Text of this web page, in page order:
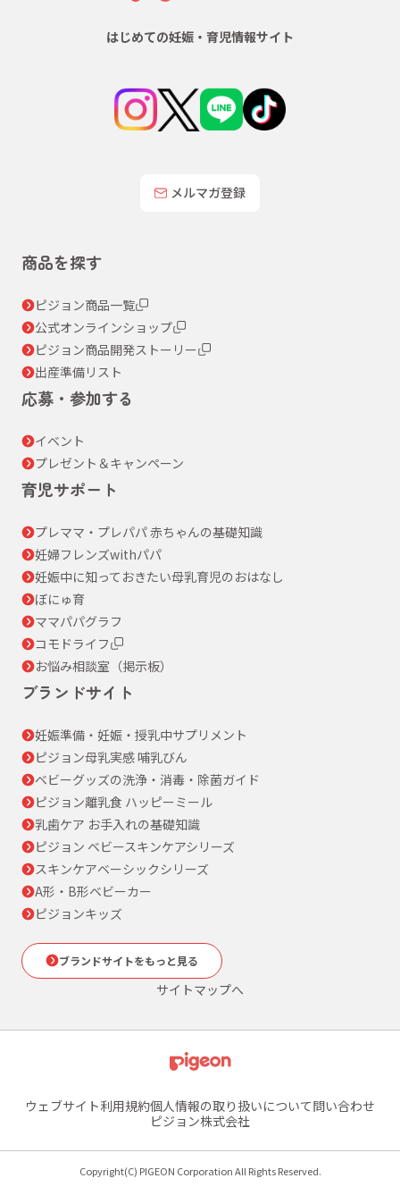
はじめての妊娠・育児情報サイト
メルマガ登録
商品を探す
ピジョン商品一覧
公式オンラインショップ
ピジョン商品開発ストーリー
出産準備リスト
応募・参加する
イベント
プレゼント＆キャンペーン
育児サポート
プレママ・プレパパ 赤ちゃんの基礎知識
妊婦フレンズwithパパ
妊娠中に知っておきたい母乳育児のおはなし
ぼにゅ育
ママパパグラフ
コモドライフ
お悩み相談室（掲示板）
ブランドサイト
妊娠準備・妊娠・授乳中サプリメント
ピジョン母乳実感 哺乳びん
ベビーグッズの洗浄・消毒・除菌ガイド
ピジョン離乳食 ハッピーミール
乳歯ケア お手入れの基礎知識
ピジョン ベビースキンケアシリーズ
スキンケアベーシックシリーズ
A形・B形ベビーカー
ピジョンキッズ
ブランドサイトをもっと見る
サイトマップへ
ウェブサイト利用規約個人情報の取り扱いについて問い合わせ
ピジョン株式会社
Copyright(C) PIGEON Corporation All Rights Reserved.